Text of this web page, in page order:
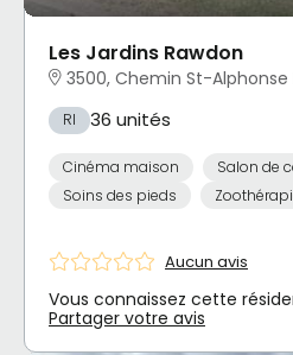
Les Jardins Rawdon
3500, Chemin St-Alphonse
RI 36 unités
Cinéma maison
Salon de
Soins des pieds
Aucun avis
Vous connaissez cette
Partager votre avis